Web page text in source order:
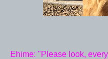
Ehime: "Please look,